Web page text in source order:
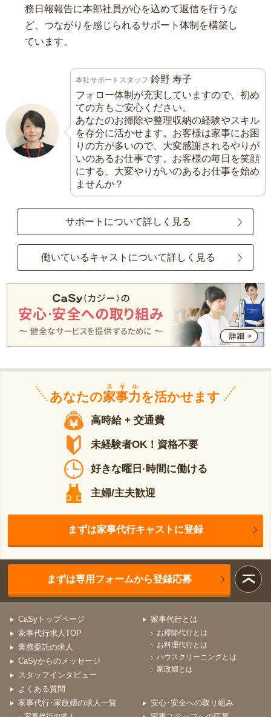
務日報報告に本部社員が心を込めて返信を行うな
ど、つながりを感じられるサポート体制を構築し
ています。
本社サポートスタッフ 鈴野 寿子
フォロー体制が充実していますので、初め
ての方もご安心ください。
あなたのお掃除や整理収納の経験やスキル
を存分に活かせます。お客様は家事にお困
りの方が多いので、大変感謝されるやりが
いのあるお仕事です。お客様の毎日を笑顔
にする、大変やりがいのあるお仕事を始め
ませんか？
サポートについて詳しく見る
働いているキャストについて詳しく見る
あなたの家事力
スキル
を活かせます
高時給 + 交通費
未経験者OK！資格不要
好きな曜日·時間に働ける
主婦/主夫歓迎
まずは家事代行キャストに登録
まずは専用フォームから登録応募
CaSyトップページ
家事代行求人TOP
業務委託の求人
CaSyからのメッセージ
スタッフインタビュー
よくある質問
家事代行とは
お掃除代行とは
お料理代行とは
ハウスクリーニングとは
家政婦とは
家事代行･家政婦の求人一覧
安心･安全への取り組み